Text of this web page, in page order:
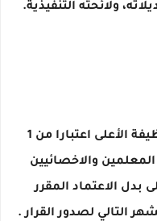
وذلك على أن تسري ترقيتهم للوظيفة الأعلى اعتبارا من 1
منح المعلمين والاخصائيين
بدل الاعتماد المقرر
التالي لصدور القرار .